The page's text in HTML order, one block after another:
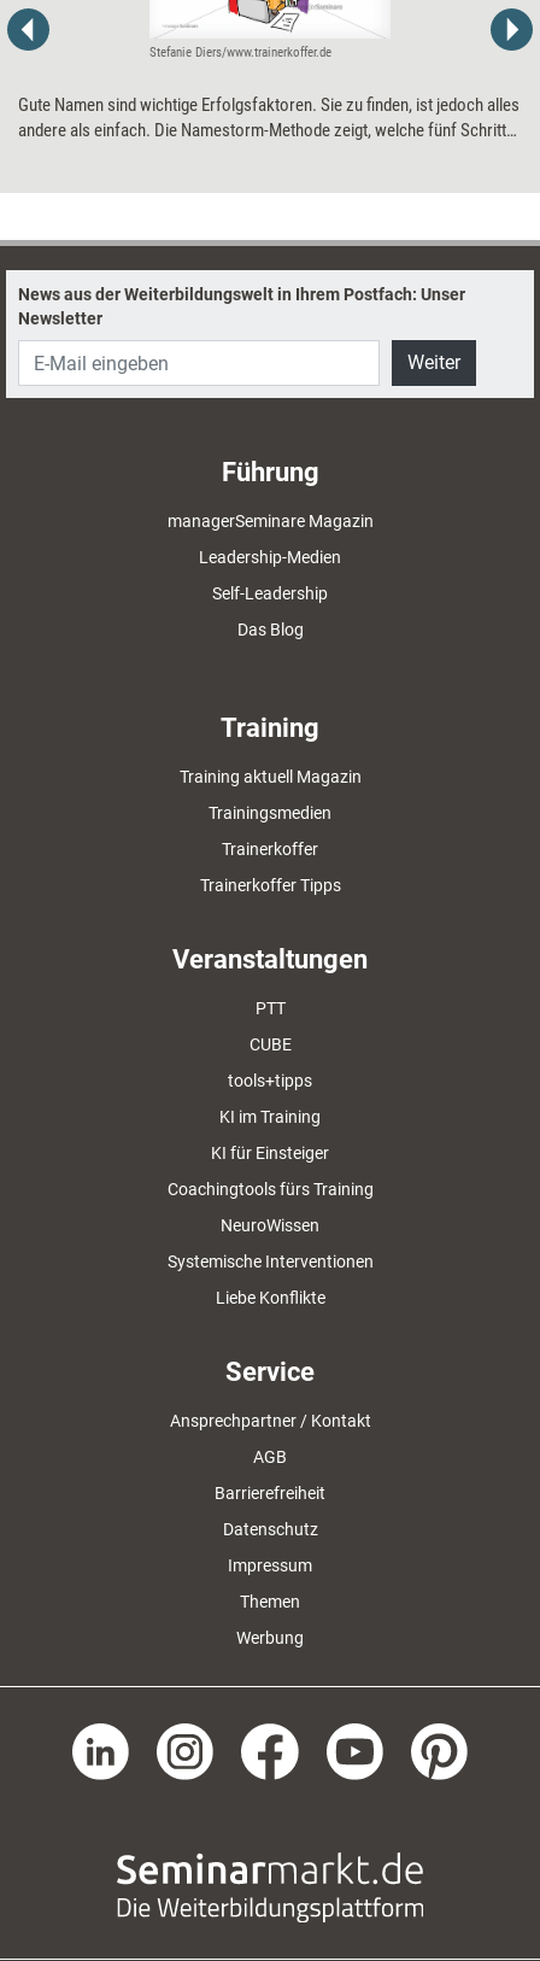
Stefanie Diers/www.trainerkoffer.de
Gute Namen sind wichtige Erfolgsfaktoren. Sie zu finden, ist jedoch alles
andere als einfach. Die Namestorm-Methode zeigt, welche fünf Schritte
News aus der Weiterbildungswelt in Ihrem Postfach: Unser
Newsletter
Weiter
Führung
managerSeminare Magazin
Leadership-Medien
Self-Leadership
Das Blog
Training
Training aktuell Magazin
Trainingsmedien
Trainerkoffer
Trainerkoffer Tipps
Veranstaltungen
PTT
CUBE
tools+tipps
KI im Training
KI für Einsteiger
Coachingtools fürs Training
NeuroWissen
Systemische Interventionen
Liebe Konflikte
Service
Ansprechpartner / Kontakt
AGB
Barrierefreiheit
Datenschutz
Impressum
Themen
Werbung